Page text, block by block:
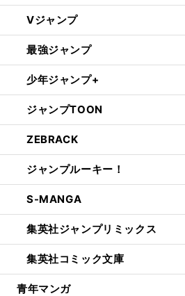
Vジャンプ
最強ジャンプ
少年ジャンプ+
ジャンプTOON
ZEBRACK
ジャンプルーキー！
S-MANGA
集英社ジャンプリミックス
集英社コミック文庫
青年マンガ